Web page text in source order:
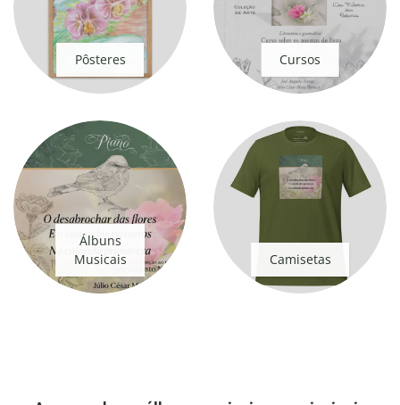
Pôsteres Cursos
Álbuns
Musicais
Camisetas